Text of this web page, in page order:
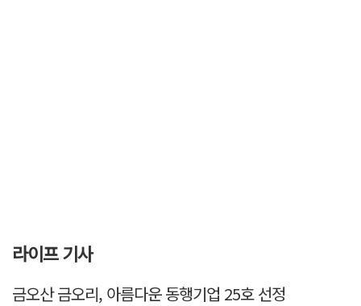
라이프 기사
금오산 금오리, 아름다운 동행기업 25호 선정